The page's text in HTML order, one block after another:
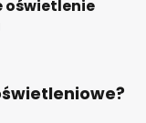
oświetlenie